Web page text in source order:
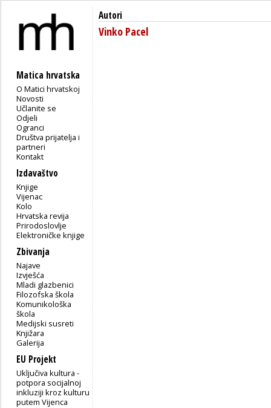
Matica hrvatska
O Matici hrvatskoj
Novosti
Učlanite se
Odjeli
Ogranci
Društva prijatelja i
partneri
Kontakt
Izdavaštvo
Knjige
Vijenac
Kolo
Hrvatska revija
Prirodoslovlje
Elektroničke knjige
Zbivanja
Najave
Izvješća
Mladi glazbenici
Filozofska škola
Komunikološka
škola
Medijski susreti
Knjižara
Galerija
EU Projekt
Uključiva kultura -
potpora socijalnoj
inkluziji kroz kulturu
putem Vijenca
Autori
Vinko Pacel